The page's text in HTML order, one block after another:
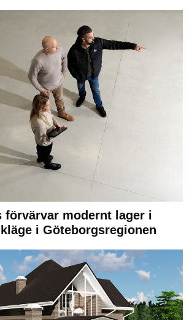
förvärvar modernt lager i
i Göteborgsregionen